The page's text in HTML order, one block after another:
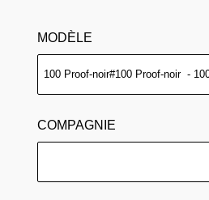
MODÈLE
COMPAGNIE